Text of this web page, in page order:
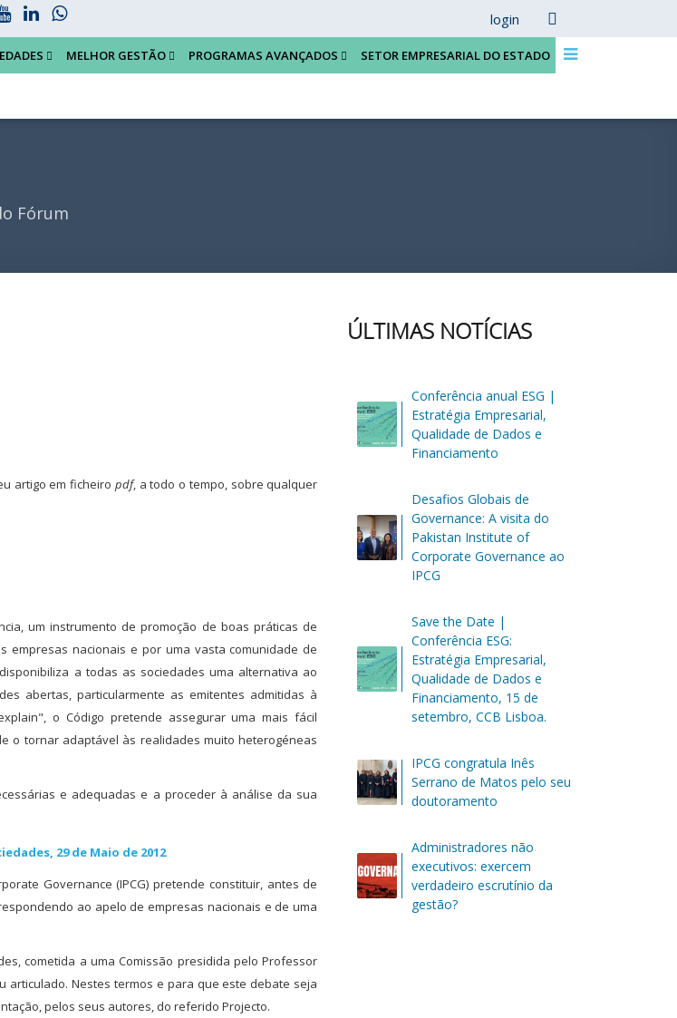
login
MELHOR GESTÃO PROGRAMAS AVANÇADOS SETOR EMPRESARIAL DO ESTADO
Fórum
artigo em ficheiro pdf, a todo o tempo, sobre qualquer
um instrumento de promoção de boas práticas de
nacionais e por uma vasta comunidade de
a todas as sociedades uma alternativa ao
abertas, particularmente as emitentes admitidas à
o Código pretende assegurar uma mais fácil
o tornar adaptável às realidades muito heterogéneas
e adequadas e a proceder à análise da sua
29 de Maio de 2012
Governance (IPCG) pretende constituir, antes de
ao apelo de empresas nacionais e de uma
cometida a uma Comissão presidida pelo Professor
articulado. Nestes termos e para que este debate seja
pelos seus autores, do referido Projecto.
ÚLTIMAS NOTÍCIAS
Conferência anual ESG |
Estratégia Empresarial,
Qualidade de Dados e
Financiamento
Desafios Globais de
Governance: A visita do
Pakistan Institute of
Corporate Governance ao
IPCG
Save the Date |
Conferência ESG:
Estratégia Empresarial,
Qualidade de Dados e
Financiamento, 15 de
setembro, CCB Lisboa.
IPCG congratula Inês
Serrano de Matos pelo seu
doutoramento
Administradores não
executivos: exercem
verdadeiro escrutínio da
gestão?